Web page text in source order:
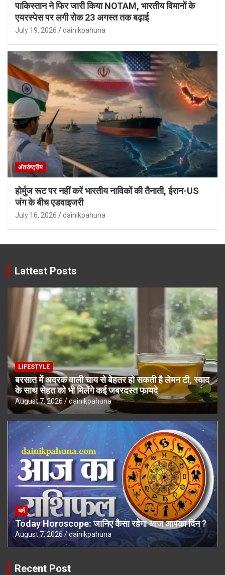
पाकिस्तान ने फिर जारी किया NOTAM, भारतीय विमानों के
एयरस्पेस पर लगी रोक 23 अगस्त तक बढ़ाई
July 19, 2026 dainikpahuna
अंतर्राष्ट्रीय
होर्मुज रूट पर नहीं करें भारतीय नाविकों की तैनाती, ईरान-US
जंग के बीच एडवाइजरी
July 16, 2026 dainikpahuna
Lattest Posts
LIFESTYLE
बरसात में अदरक वाली चाय से बेहतर हो सकती है लेमन टी, स्वाद
के साथ सेहत को भी मिलेंगे कई जबरदस्त फायदे
August 7, 2026 dainikpahuna
धर्म
Today Horoscope: जानिए कैसा रहेगा आज आपका दिन ?
August 7, 2026 dainikpahuna
Recent Post